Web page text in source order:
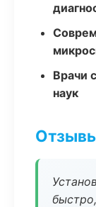
Врачи
наук